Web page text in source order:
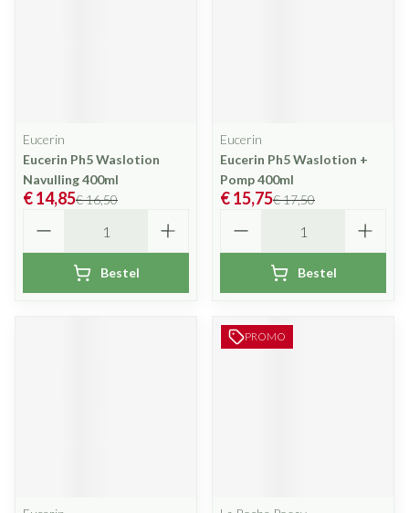
Eucerin
Eucerin Ph5 Waslotion
Navulling 400ml
€ 16,50
€ 14,85
Bestel
Eucerin
Eucerin Ph5 Waslotion +
Pomp 400ml
€ 17,50
€ 15,75
Bestel
PROMO